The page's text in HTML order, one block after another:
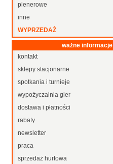
plenerowe
inne
WYPRZEDAŻ
ważne informacje
kontakt
sklepy stacjonarne
spotkania i turnieje
wypożyczalnia gier
dostawa i płatności
rabaty
newsletter
praca
sprzedaż hurtowa